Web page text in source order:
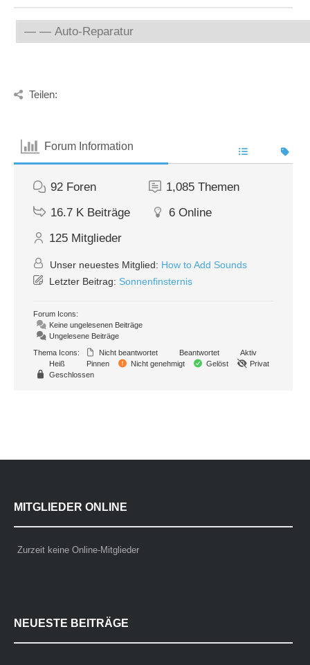
Teilen:
Forum Information
92 Foren 1,085 Themen
16.7 K Beiträge 6 Online
125 Mitglieder
Unser neuestes Mitglied: How to Add Sounds
Letzter Beitrag: Sonnenfinsternis
Forum Icons:
Keine ungelesenen Beiträge
Ungelesene Beiträge
Thema Icons:
Nicht beantwortet Beantwortet
Aktiv
Heiß
Pinnen Nicht genehmigt Gelöst
Privat
Geschlossen
MITGLIEDER ONLINE
Zurzeit keine Online-Mitglieder
NEUESTE BEITRÄGE